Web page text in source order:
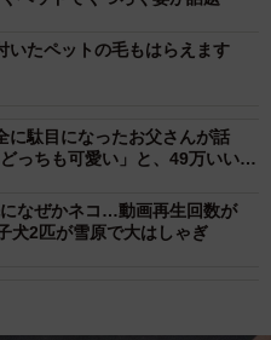
いたペットの毛もはらえます
駄目になったお父さんが話
っちも可愛い」と、49万いい
になぜかネコ…動画再生回数が
2匹が雪原で大はしゃぎ